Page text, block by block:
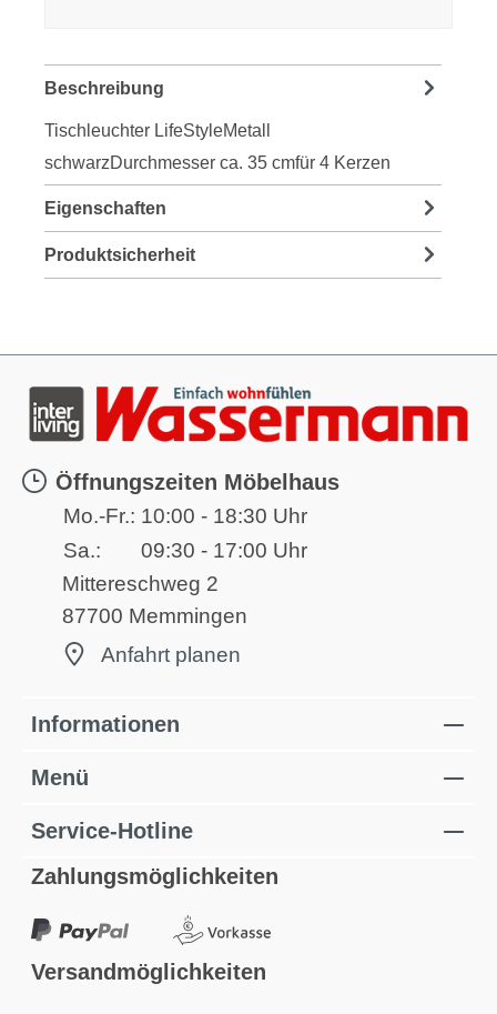
Beschreibung
Tischleuchter LifeStyleMetall
schwarzDurchmesser ca. 35 cmfür 4 Kerzen
Eigenschaften
Produktsicherheit
Öffnungszeiten Möbelhaus
Mo.-Fr.: 10:00 - 18:30 Uhr
Sa.:
09:30 - 17:00 Uhr
Mittereschweg 2
87700 Memmingen
Anfahrt planen
Informationen
Menü
Service-Hotline
Zahlungsmöglichkeiten
Versandmöglichkeiten